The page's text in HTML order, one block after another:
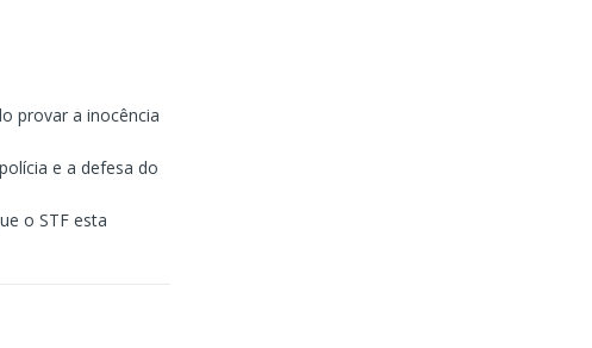
provar a inocência
e a defesa do
o STF esta